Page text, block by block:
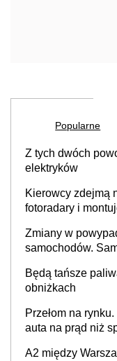
Popularne
Z tych dwóch
elektryków
Kierowcy zdejmą
fotoradary i
Zmiany w
samochodów.
producenta
Będą tańsze
obniżkach
Przełom na
auta na prąd niż
A2 między